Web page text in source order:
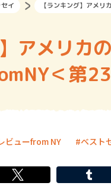
イ 【ランキング】アメ
アメリカ
＜第
ビューfrom NY ベスト